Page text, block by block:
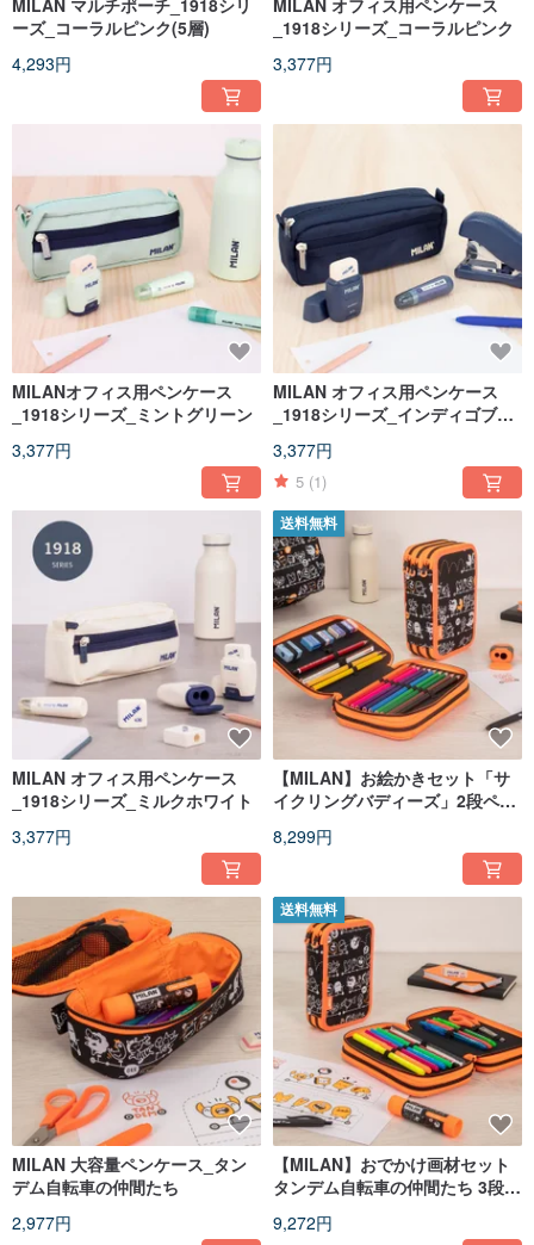
ーズ_コーラルピンク(5層)
4,293円
_1918シリーズ_コーラルピンク
3,377円
MILANオフィス用ペンケース
_1918シリーズ_ミントグリーン
3,377円
MILAN オフィス用ペンケース
_1918シリーズ_インディゴブル
3,377円
5 (1)
MILAN オフィス用ペンケース
_1918シリーズ_ミルクホワイト
3,377円
送料無料
【MILAN】お絵かきセット「サ
イクリングバディーズ」2段ペン
スプレゼント
8,299円
MILAN 大容量ペンケース_タン
デム自転車の仲間たち
2,977円
送料無料
【MILAN】おでかけ画材セット
タンデム自転車の仲間たち 3段式
ト
9,272円